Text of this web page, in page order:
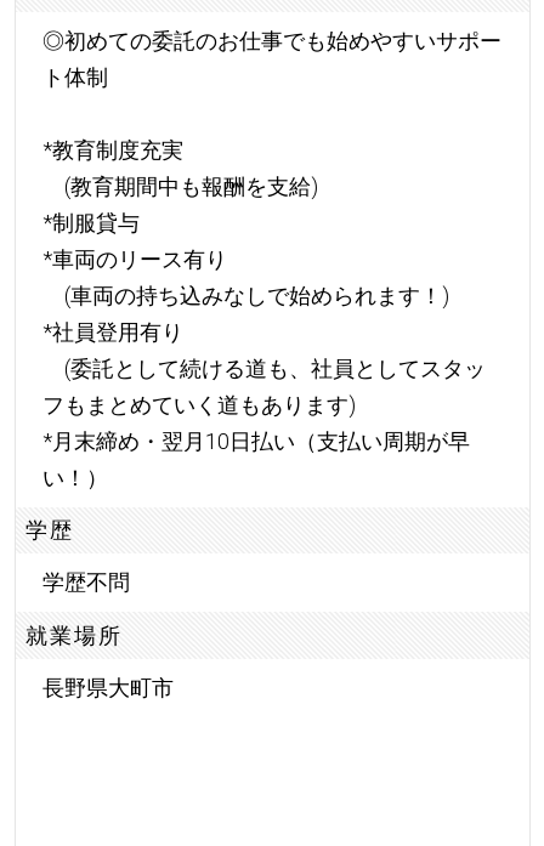
◎初めての委託のお仕事でも始めやすいサポー
ト体制
*教育制度充実
(教育期間中も報酬を支給)
*制服貸与
*車両のリース有り
(車両の持ち込みなしで始められます！)
*社員登用有り
(委託として続ける道も、社員としてスタッ
フもまとめていく道もあります)
*月末締め・翌月10日払い（支払い周期が早
い！）
学歴
学歴不問
就業場所
長野県大町市